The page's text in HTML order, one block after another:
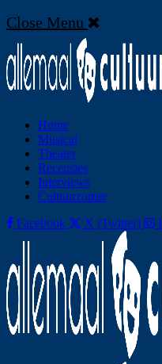
Close Menu
Home
Musical
Theater
Recensies
Interviews
Cultuurzomer
Facebook
X (Twitter)